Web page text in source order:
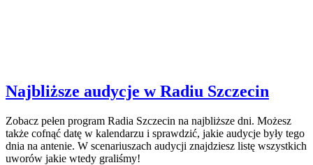
Najbliższe audycje w Radiu Szczecin
Zobacz pełen program Radia Szczecin na najbliższe dni. Możesz
także cofnąć datę w kalendarzu i sprawdzić, jakie audycje były tego
dnia na antenie. W scenariuszach audycji znajdziesz listę wszystkich
uworów jakie wtedy graliśmy!